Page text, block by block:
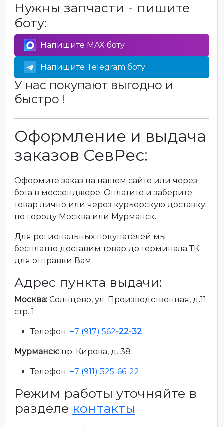
Нужны запчасти - пишите
боту:
Напишите MAX боту
Напишите Telegram боту
У нас покупают выгодно и
быстро !
Оформление и выдача
заказов СевРес:
Оформите заказ на нашем сайте или через
бота в мессенджере. Оплатите и заберите
товар лично или через курьерскую доставку
по городу Москва или Мурманск.
Для региональных покупателей мы
бесплатно доставим товар до терминала ТК
для отправки Вам.
Адрес пункта выдачи:
Москва: Солнцево, ул. Производственная, д.11
стр. 1
Телефон: +7 (917) 562-22-32
Мурманск: пр. Кирова, д. 38
Телефон: +7 (911) 325-66-22
Режим работы уточняйте в
разделе контакты